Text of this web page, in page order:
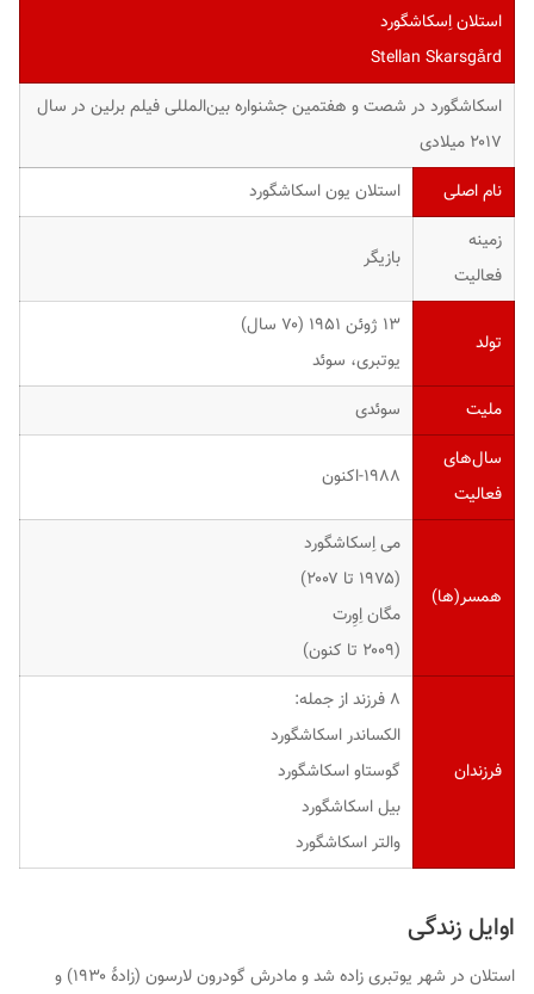
استلان اِسکاشگورد
Stellan Skarsgård
اسکاشگورد در شصت و هفتمین جشنواره بین‌المللی فیلم برلین در سال
۲۰۱۷ میلادی
نام اصلی
استلان یون اسکاشگورد
زمینه
فعالیت
بازیگر
تولد
۱۳ ژوئن ۱۹۵۱ ‏(۷۰ سال)
یوتبری، سوئد
ملیت
سوئدی
سال‌های
فعالیت
۱۹۸۸-اکنون
همسر(ها)
می اِسکاشگورد
(۱۹۷۵ تا ۲۰۰۷)
مگان اِوِرت
(۲۰۰۹ تا کنون)
فرزندان
۸ فرزند از جمله:
الکساندر اسکاشگورد
گوستاو اسکاشگورد
بیل اسکاشگورد
والتر اسکاشگورد
اوایل زندگی
استلان در شهر یوتبری زاده شد و مادرش گودرون لارسون (زادهٔ ۱۹۳۰) و